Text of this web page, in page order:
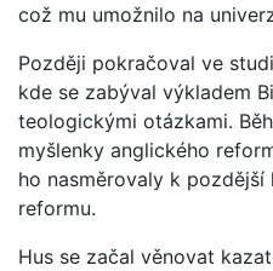
což mu umožnilo na
Později pokračoval ve
kde se zabýval výkladem
teologickými otázkami.
myšlenky anglického
ho nasměrovaly k
reformu.
Hus se začal věnovat